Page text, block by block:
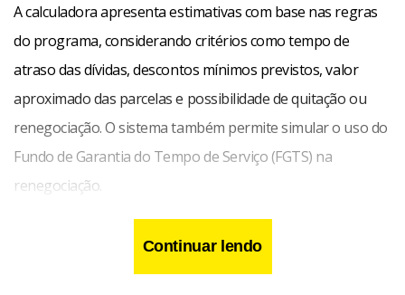
A calculadora apresenta estimativas com base nas regras
do programa, considerando critérios como tempo de
atraso das dívidas, descontos mínimos previstos, valor
aproximado das parcelas e possibilidade de quitação ou
renegociação. O sistema também permite simular o uso do
Fundo de Garantia do Tempo de Serviço (FGTS) na
renegociação.
Continuar lendo